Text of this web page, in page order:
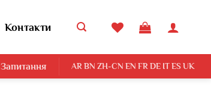
Контакти
Запитання AR BN ZH-CN EN FR DE IT ES UK